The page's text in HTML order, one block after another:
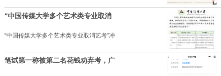
“中国传媒大学多个艺术类专业取消
“中国传媒大学多个艺术类专业取消艺考”冲
笔试第一称被第二名花钱劝弃考，广